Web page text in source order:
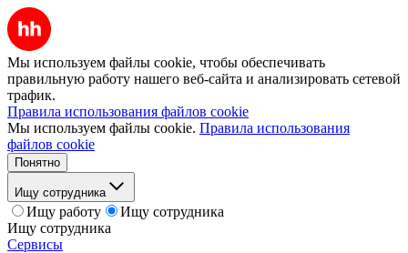
Мы используем файлы cookie, чтобы обеспечивать
правильную работу нашего веб-сайта и анализировать сетевой
трафик.
Правила использования файлов cookie
Мы используем файлы cookie. Правила использования
файлов cookie
Понятно
Ищу сотрудника
Ищу работу
Ищу сотрудника
Ищу сотрудника
Сервисы